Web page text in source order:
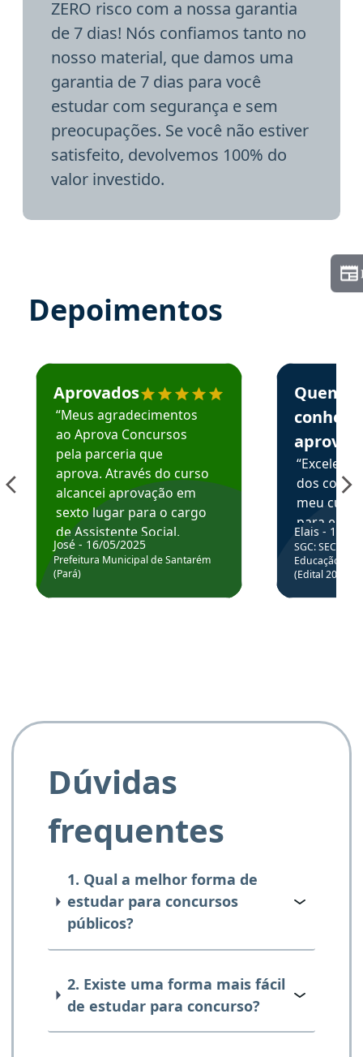
ZERO risco com a nossa garantia
de 7 dias! Nós confiamos tanto no
nosso material, que damos uma
garantia de 7 dias para você
estudar com segurança e sem
preocupações. Se você não estiver
satisfeito, devolvemos 100% do
valor investido.
Depoimentos
Estudante José recomenda o Aprova Concursos em
Aprovados
“Meus agradecimentos
ao Aprova Concursos
pela parceria que
aprova. Através do curso
alcancei aprovação em
sexto lugar para o cargo
de Assistente Social.
Hoje estou atuando na
Prefeitura de Santarém.
José - 16/05/2025
Prefeitura Municipal de Santarém
(Pará)
Estudante
Quem
aprova
dos
meu
para
colocar
através
de
Elais - 15/
SGC: SEC BA
Educação
(Edital
Dúvidas
frequentes
1. Qual a melhor forma de
estudar para concursos
públicos?
2. Existe uma forma mais fácil
de estudar para concurso?